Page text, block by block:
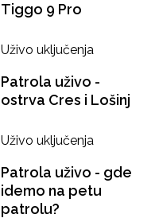
Tiggo 9 Pro
Uživo uključenja
Patrola uživo -
ostrva Cres i Lošinj
Uživo uključenja
Patrola uživo - gde
idemo na petu
patrolu?